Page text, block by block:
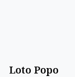
Loto Popo